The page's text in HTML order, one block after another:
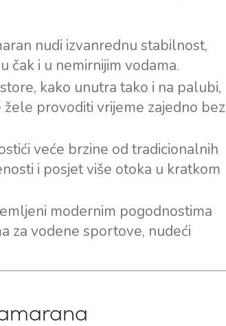
nudi izvanrednu stabilnost,
čak i u nemirnijim vodama.
kako unutra tako i na palubi,
provoditi vrijeme zajedno bez
veće brzine od tradicionalnih
i posjet više otoka u kratkom
modernim pogodnostima
za vodene sportove, nudeći